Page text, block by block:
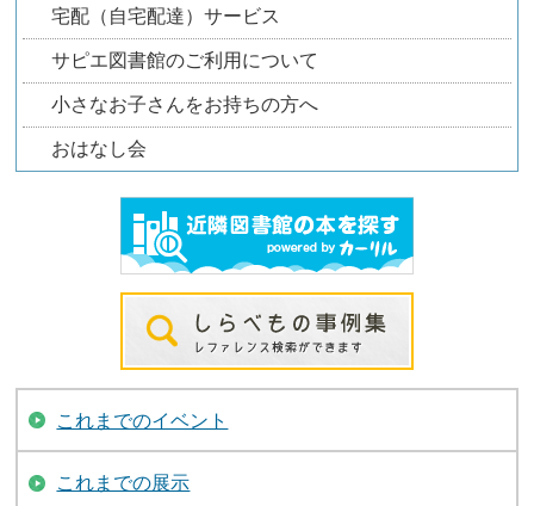
宅配（自宅配達）サービス
サピエ図書館のご利用について
小さなお子さんをお持ちの方へ
おはなし会
これまでのイベント
これまでの展示